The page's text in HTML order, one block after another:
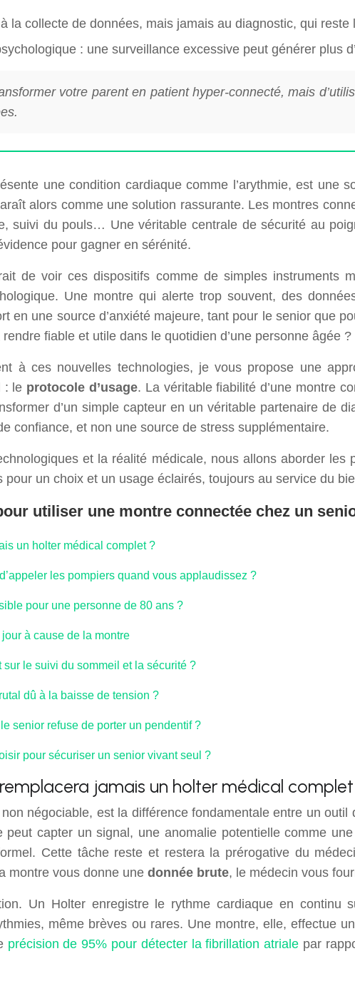
la collecte de données, mais jamais au diagnostic, qui reste
: une surveillance excessive peut générer plus
votre parent en patient hyper-connecté, mais
une condition cardiaque comme l’arythmie, est une
alors comme une solution rassurante. Les montres
suivi du pouls… Une véritable centrale de sécurité au
pour gagner en sérénité.
de voir ces dispositifs comme de simples instruments
Une montre qui alerte trop souvent, des
en une source d’anxiété majeure, tant pour le senior que
fiable et utile dans le quotidien d’une personne âgée ?
à ces nouvelles technologies, je vous propose une
: le protocole d’usage. La véritable fiabilité d’une montre
d’un simple capteur en un véritable partenaire de
confiance, et non une source de stress supplémentaire.
et la réalité médicale, nous allons aborder
un choix et un usage éclairés, toujours au service du
utiliser une montre connectée chez un
un holter médical complet ?
les pompiers quand vous applaudissez ?
pour une personne de 80 ans ?
à cause de la montre
le suivi du sommeil et la sécurité ?
dû à la baisse de tension ?
senior refuse de porter un pendentif ?
pour sécuriser un senior vivant seul ?
jamais un holter médical
négociable, est la différence fondamentale entre un outil
capter un signal, une anomalie potentielle comme
Cette tâche reste et restera la prérogative du
montre vous donne une donnée brute, le médecin vous
Un Holter enregistre le rythme cardiaque en
même brèves ou rares. Une montre, elle, effectue
précision de 95% pour détecter la fibrillation atriale par